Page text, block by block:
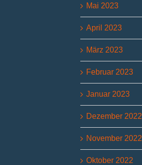
Mai 2023
April 2023
März 2023
Februar 2023
Januar 2023
Dezember 2022
November 2022
Oktober 2022